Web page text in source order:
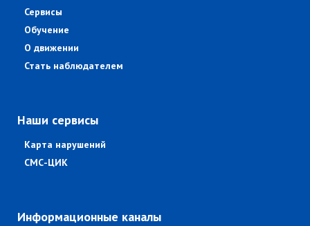
Сервисы
Обучение
О движении
Стать наблюдателем
Наши сервисы
Карта нарушений
СМС-ЦИК
Информационные каналы